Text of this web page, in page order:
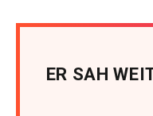
ER SAH